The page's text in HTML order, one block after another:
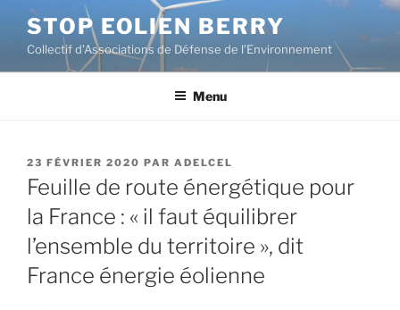
contenu
principal
STOP EOLIEN BERRY
Collectif d'Associations de Défense de l’Environnement
Menu
PUBLIÉ
LE
23 FÉVRIER 2020 PAR ADELCEL
Feuille de route énergétique pour
la France : « il faut équilibrer
l’ensemble du territoire », dit
France énergie éolienne